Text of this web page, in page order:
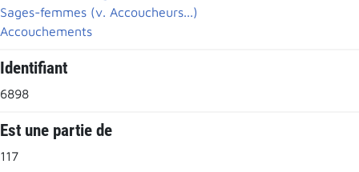
Sages-femmes (v. Accoucheurs...)
Accouchements
Identifiant
6898
Est une partie de
117